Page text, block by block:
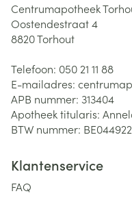
Centrumapotheek
Oostendestraat 4
8820Torhout
Telefoon: 050 21 11 88
E-mailadres:
APB nummer: 313404
Apotheek titularis:
BTW nummer:
Klantenservice
FAQ